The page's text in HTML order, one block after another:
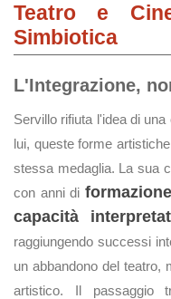
Teatro e
Simbiotica
L'Integrazione,
Servillo rifiuta l'idea di
lui, queste forme
stessa medaglia. La sua
con anni diformazione
capacità
raggiungendo successi
un abbandono del teatro,
artistico. Il